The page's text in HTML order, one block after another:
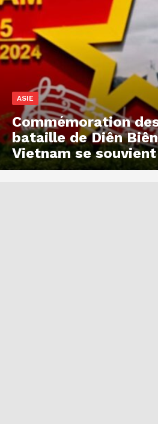
ASIE
Commémoration
bataille de Diên
Vietnam se souvient